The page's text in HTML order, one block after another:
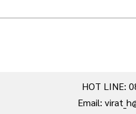
HOT LINE:
Email: